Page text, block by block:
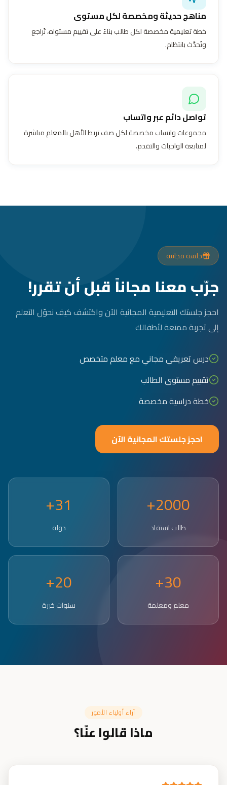
مناهج حديثة ومخصصة لكل مستوى
خطة تعليمية مخصصة لكل طالب بناءً على تقييم مستواه، تُراجع
وتُحدَّث بانتظام.
تواصل دائم عبر واتساب
مجموعات واتساب مخصصة لكل صف تربط الأهل بالمعلم مباشرة
لمتابعة الواجبات والتقدم.
جلسة مجانية
جرّب معنا مجاناً قبل أن تقرر!
احجز جلستك التعليمية المجانية الآن واكتشف كيف نحوّل التعلم
إلى تجربة ممتعة لأطفالك
درس تعريفي مجاني مع معلم متخصص
تقييم مستوى الطالب
خطة دراسية مخصصة
احجز جلستك المجانية الآن
2000+
طالب استفاد
31+
دولة
30+
معلم ومعلمة
20+
سنوات خبرة
آراء أولياء الأمور
ماذا قالوا عنّا؟